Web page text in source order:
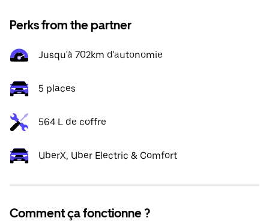
Perks from the partner
Jusqu'à 702km d'autonomie
5 places
564 L de coffre
UberX, Uber Electric & Comfort
Comment ça fonctionne ?